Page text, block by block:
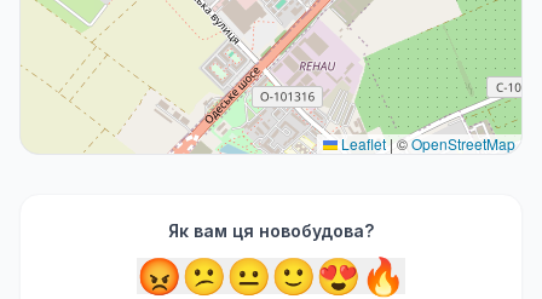
Leaflet | ©OpenStreetMap
Як вам ця новобудова?
😡😕😐🙂😍🔥